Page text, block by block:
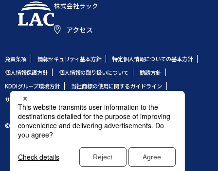
株式会社ラック
アクセス
免責条項 情報セキュリティ基本方針
特定個人情報についての基本方針
個人情報保護方針
個人情報の取り扱いについて
勧誘方針
KDDIグループ環境方針
当社商標の使用に関するガイドライン
サイトのご利用条件
© 1995 LAC Co., Ltd.